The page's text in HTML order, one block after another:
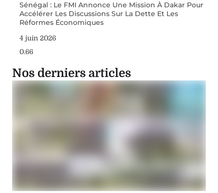
Sénégal : Le FMI Annonce Une Mission À Dakar Pour
Accélérer Les Discussions Sur La Dette Et Les
Réformes Économiques
4 juin 2026
Nos derniers articles